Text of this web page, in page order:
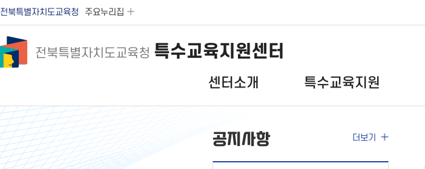
전북특별자치도교육청 주요누리집
전북특별자치도교육청 특수교육지원센터
센터소개 특수교육지원
공지사항 더보기